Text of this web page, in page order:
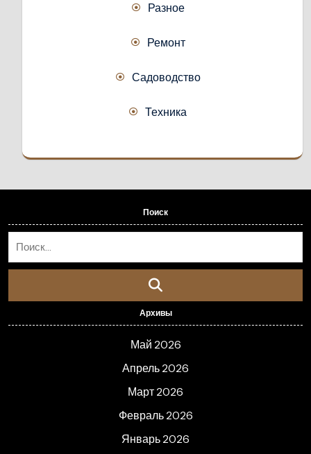
Разное
Ремонт
Садоводство
Техника
Поиск
Архивы
Май 2026
Апрель 2026
Март 2026
Февраль 2026
Январь 2026